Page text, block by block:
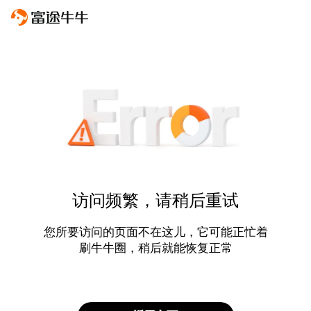
访问频繁，请稍后重试
您所要访问的页面不在这儿，它可能正忙着
刷牛牛圈，稍后就能恢复正常